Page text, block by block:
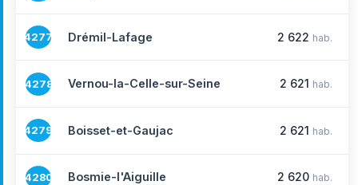
4277 Drémil-Lafage 2 622 hab.
4278 Vernou-la-Celle-sur-Seine 2 621 hab.
4279 Boisset-et-Gaujac 2 621 hab.
4280 Bosmie-l'Aiguille 2 620 hab.